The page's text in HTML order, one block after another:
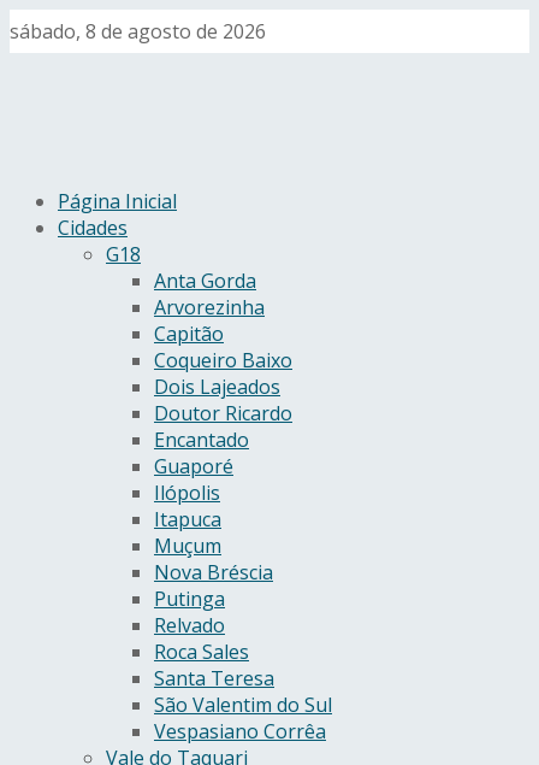
sábado, 8 de agosto de 2026
Página Inicial
Cidades
G18
Anta Gorda
Arvorezinha
Capitão
Coqueiro Baixo
Dois Lajeados
Doutor Ricardo
Encantado
Guaporé
Ilópolis
Itapuca
Muçum
Nova Bréscia
Putinga
Relvado
Roca Sales
Santa Teresa
São Valentim do Sul
Vespasiano Corrêa
Vale do Taquari